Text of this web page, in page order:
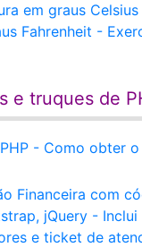
em graus
Fahrenheit -
e truques de
- Como obter
Financeira com
jQuery -
e ticket de